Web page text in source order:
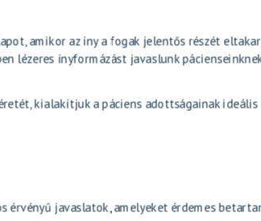
amikor az íny a fogak jelentős részét
lézeres ínyformázást javaslunk
kialakítjuk a páciens adottságainak ideális
érvényű javaslatok, amelyeket érdemes